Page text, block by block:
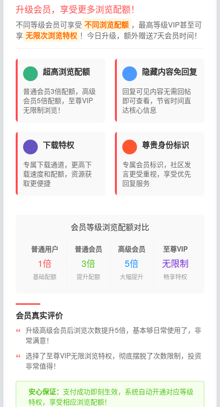
升级会员，享受更多浏览配额！
不同等级会员可享受 不同浏览配额 ，最高等级VIP甚至可
享 无限次浏览特权 ！今日升级，额外赠送7天会员时间！
超高浏览配额
普通会员3倍配额，高级
会员5倍配额，至尊VIP
无限制浏览！
隐藏内容免回复
回复可见内容无需回帖
即可查看，节省时间直
达核心信息
下载特权
专属下载通道，更高下
载速度和配额，资源获
取更便捷
尊贵身份标识
专属会员标识，社区发
言更受重视，享受优先
回复服务
会员等级浏览配额对比
普通用户
1倍
基础配额
普通会员
3倍
提升配额
高级会员
5倍
大幅提升
至尊VIP
无限制
畅享特权
会员真实评价
升级高级会员后浏览次数提升5倍，基本够日常使用了，非
常满意！
选择了至尊VIP无限浏览特权，彻底摆脱了次数限制，投资
非常值得！
安心保证： 支付成功即刻生效，系统自动开通对应等级
特权，享受相应浏览配额！